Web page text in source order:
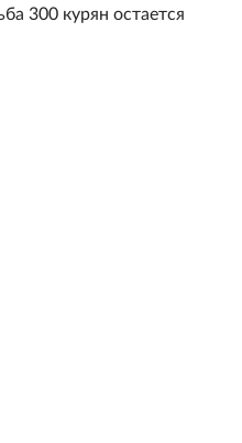
300 курян остается